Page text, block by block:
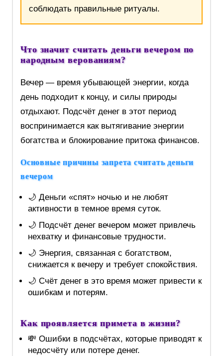
соблюдать правильные ритуалы.
Что значит считать деньги вечером по
народным верованиям?
Вечер — время убывающей энергии, когда
день подходит к концу, и силы природы
отдыхают. Подсчёт денег в этот период
воспринимается как вытягивание энергии
богатства и блокирование притока финансов.
Основные причины запрета считать деньги
вечером
🌙 Деньги «спят» ночью и не любят
активности в темное время суток.
🌙 Подсчёт денег вечером может привлечь
нехватку и финансовые трудности.
🌙 Энергия, связанная с богатством,
снижается к вечеру и требует спокойствия.
🌙 Счёт денег в это время может привести к
ошибкам и потерям.
Как проявляется примета в жизни?
💸 Ошибки в подсчётах, которые приводят к
недосчёту или потере денег.